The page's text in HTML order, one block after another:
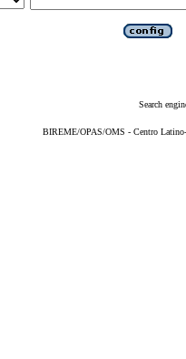
Search
BIREME/OPAS/OMS - Centro Latino-